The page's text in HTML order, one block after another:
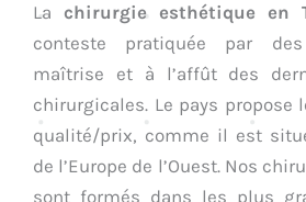
La chirurgie esthétique en
conteste pratiquée par
maîtrise et à l’affût des
chirurgicales. Le pays propose
qualité/prix, comme il est
de l’Europe de l’Ouest. Nos
sont formés dans les plus